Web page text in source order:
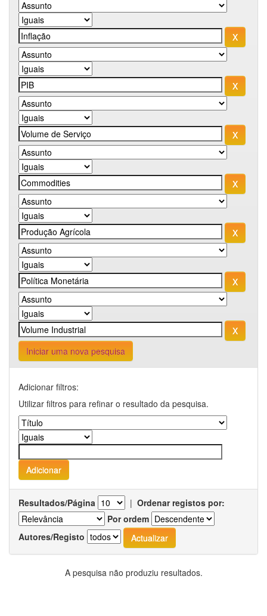
Iniciar uma nova pesquisa
Adicionar filtros:
Utilizar filtros para refinar o resultado da pesquisa.
Resultados/Página | Ordenar registos por:
Por ordem
Autores/Registo
A pesquisa não produziu resultados.